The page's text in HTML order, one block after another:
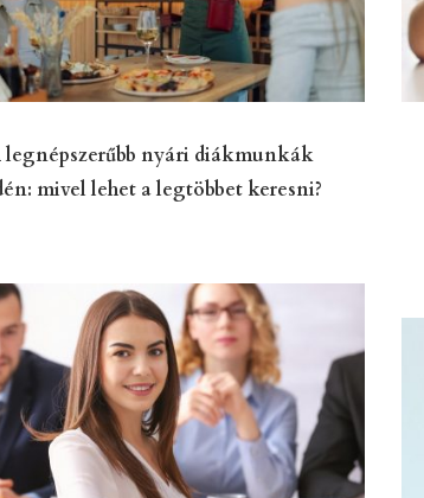
legnépszerűbb nyári diákmunkák
mivel lehet a legtöbbet keresni?